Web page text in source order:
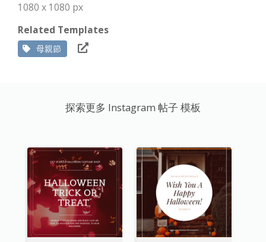
1080 x 1080 px
Related Templates
母親節
探索更多 Instagram 帖子 模板